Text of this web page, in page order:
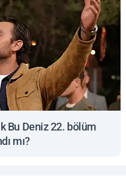
Bu Deniz 22. bölüm
mı?